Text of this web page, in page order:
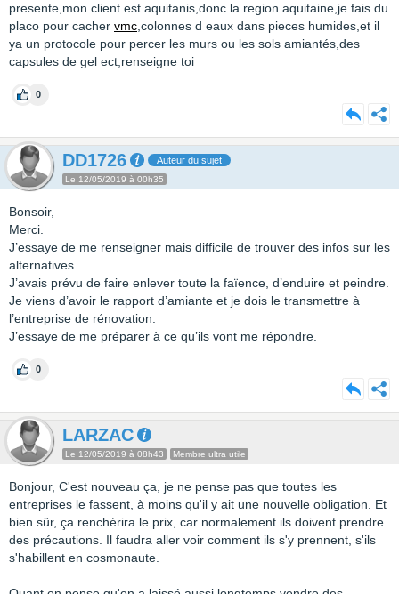
presente,mon client est aquitanis,donc la region aquitaine,je fais du
placo pour cacher vmc ,colonnes d eaux dans pieces humides,et il
ya un protocole pour percer les murs ou les sols amiantés,des
capsules de gel ect,renseigne toi
0
DD1726 Auteur du sujet
Le 12/05/2019 à 00h35
Bonsoir,
Merci.
J’essaye de me renseigner mais difficile de trouver des infos sur les
alternatives.
J’avais prévu de faire enlever toute la faïence, d’enduire et peindre.
Je viens d’avoir le rapport d’amiante et je dois le transmettre à
l’entreprise de rénovation.
J’essaye de me préparer à ce qu’ils vont me répondre.
0
LARZAC
Le 12/05/2019 à 08h43 Membre ultra utile
Bonjour, C'est nouveau ça, je ne pense pas que toutes les
entreprises le fassent, à moins qu'il y ait une nouvelle obligation. Et
bien sûr, ça renchérira le prix, car normalement ils doivent prendre
des précautions. Il faudra aller voir comment ils s'y prennent, s'ils
s'habillent en cosmonaute.